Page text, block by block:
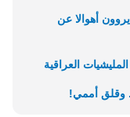
أهوالا عن
العراقية